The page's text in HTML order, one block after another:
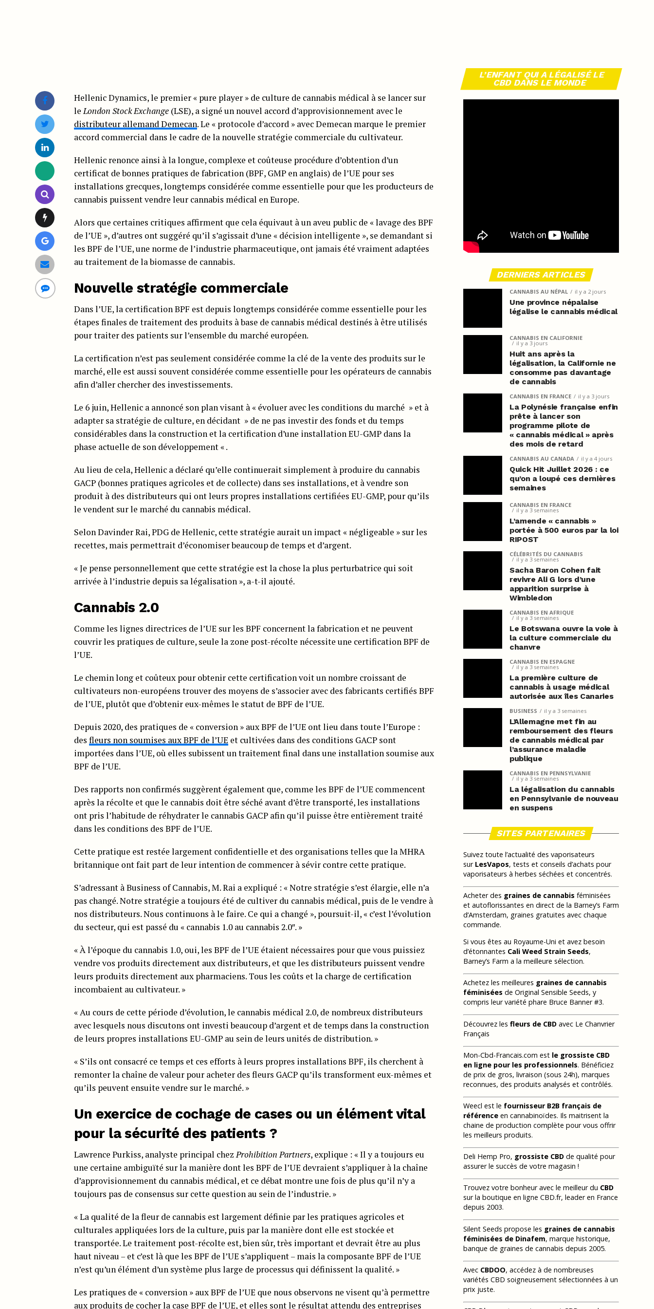
Hellenic Dynamics, le premier « pure player » de culture de cannabis médical à se lancer sur
le London Stock Exchange (LSE), a signé un nouvel accord d’approvisionnement avec le
distributeur allemand Demecan. Le « protocole d’accord » avec Demecan marque le premier
accord commercial dans le cadre de la nouvelle stratégie commerciale du cultivateur.
Hellenic renonce ainsi à la longue, complexe et coûteuse procédure d’obtention d’un
certificat de bonnes pratiques de fabrication (BPF, GMP en anglais) de l’UE pour ses
installations grecques, longtemps considérée comme essentielle pour que les producteurs de
cannabis puissent vendre leur cannabis médical en Europe.
Alors que certaines critiques affirment que cela équivaut à un aveu public de « lavage des BPF
de l’UE », d’autres ont suggéré qu’il s’agissait d’une « décision intelligente », se demandant si
les BPF de l’UE, une norme de l’industrie pharmaceutique, ont jamais été vraiment adaptées
au traitement de la biomasse de cannabis.
Nouvelle stratégie commerciale
Dans l’UE, la certification BPF est depuis longtemps considérée comme essentielle pour les
étapes finales de traitement des produits à base de cannabis médical destinés à être utilisés
pour traiter des patients sur l’ensemble du marché européen.
La certification n’est pas seulement considérée comme la clé de la vente des produits sur le
marché, elle est aussi souvent considérée comme essentielle pour les opérateurs de cannabis
afin d’aller chercher des investissements.
Le 6 juin, Hellenic a annoncé son plan visant à « évoluer avec les conditions du marché » et à
adapter sa stratégie de culture, en décidant » de ne pas investir des fonds et du temps
considérables dans la construction et la certification d’une installation EU-GMP dans la
phase actuelle de son développement « .
Au lieu de cela, Hellenic a déclaré qu’elle continuerait simplement à produire du cannabis
GACP (bonnes pratiques agricoles et de collecte) dans ses installations, et à vendre son
produit à des distributeurs qui ont leurs propres installations certifiées EU-GMP, pour qu’ils
le vendent sur le marché du cannabis médical.
Selon Davinder Rai, PDG de Hellenic, cette stratégie aurait un impact « négligeable » sur les
recettes, mais permettrait d’économiser beaucoup de temps et d’argent.
« Je pense personnellement que cette stratégie est la chose la plus perturbatrice qui soit
arrivée à l’industrie depuis sa légalisation », a-t-il ajouté.
Cannabis 2.0
Comme les lignes directrices de l’UE sur les BPF concernent la fabrication et ne peuvent
couvrir les pratiques de culture, seule la zone post-récolte nécessite une certification BPF de
l’UE.
Le chemin long et coûteux pour obtenir cette certification voit un nombre croissant de
cultivateurs non-européens trouver des moyens de s’associer avec des fabricants certifiés BPF
de l’UE, plutôt que d’obtenir eux-mêmes le statut de BPF de l’UE.
Depuis 2020, des pratiques de « conversion » aux BPF de l’UE ont lieu dans toute l’Europe :
des fleurs non soumises aux BPF de l’UE et cultivées dans des conditions GACP sont
importées dans l’UE, où elles subissent un traitement final dans une installation soumise aux
BPF de l’UE.
Des rapports non confirmés suggèrent également que, comme les BPF de l’UE commencent
après la récolte et que le cannabis doit être séché avant d’être transporté, les installations
ont pris l’habitude de réhydrater le cannabis GACP afin qu’il puisse être entièrement traité
dans les conditions des BPF de l’UE.
Cette pratique est restée largement confidentielle et des organisations telles que la MHRA
britannique ont fait part de leur intention de commencer à sévir contre cette pratique.
S’adressant à Business of Cannabis, M. Rai a expliqué : « Notre stratégie s’est élargie, elle n’a
pas changé. Notre stratégie a toujours été de cultiver du cannabis médical, puis de le vendre à
nos distributeurs. Nous continuons à le faire. Ce qui a changé », poursuit-il, « c’est l’évolution
du secteur, qui est passé du « cannabis 1.0 au cannabis 2.0″. »
« À l’époque du cannabis 1.0, oui, les BPF de l’UE étaient nécessaires pour que vous puissiez
vendre vos produits directement aux distributeurs, et que les distributeurs puissent vendre
leurs produits directement aux pharmaciens. Tous les coûts et la charge de certification
incombaient au cultivateur. »
« Au cours de cette période d’évolution, le cannabis médical 2.0, de nombreux distributeurs
avec lesquels nous discutons ont investi beaucoup d’argent et de temps dans la construction
de leurs propres installations EU-GMP au sein de leurs unités de distribution. »
« S’ils ont consacré ce temps et ces efforts à leurs propres installations BPF, ils cherchent à
remonter la chaîne de valeur pour acheter des fleurs GACP qu’ils transforment eux-mêmes et
qu’ils peuvent ensuite vendre sur le marché. »
Un exercice de cochage de cases ou un élément vital
pour la sécurité des patients ?
Lawrence Purkiss, analyste principal chez Prohibition Partners, explique : « Il y a toujours eu
une certaine ambiguïté sur la manière dont les BPF de l’UE devraient s’appliquer à la chaîne
d’approvisionnement du cannabis médical, et ce débat montre une fois de plus qu’il n’y a
toujours pas de consensus sur cette question au sein de l’industrie. »
« La qualité de la fleur de cannabis est largement définie par les pratiques agricoles et
culturales appliquées lors de la culture, puis par la manière dont elle est stockée et
transportée. Le traitement post-récolte est, bien sûr, très important et devrait être au plus
haut niveau – et c’est là que les BPF de l’UE s’appliquent – mais la composante BPF de l’UE
n’est qu’un élément d’un système plus large de processus qui définissent la qualité. »
Les pratiques de « conversion » aux BPF de l’UE que nous observons ne visent qu’à permettre
aux produits de cocher la case BPF de l’UE, et elles sont le résultat attendu des entreprises
L’ENFANT QUI A LÉGALISÉ LE
CBD DANS LE MONDE
DERNIERS ARTICLES
CANNABIS AU NÉPAL il y a 2 jours
Une province népalaise
légalise le cannabis médical
CANNABIS EN CALIFORNIE
il y a 3 jours
Huit ans après la
légalisation, la Californie ne
consomme pas davantage
de cannabis
CANNABIS EN FRANCE il y a 3 jours
La Polynésie française enfin
prête à lancer son
programme pilote de
« cannabis médical » après
des mois de retard
CANNABIS AU CANADA il y a 4 jours
Quick Hit Juillet 2026 : ce
qu’on a loupé ces dernières
semaines
CANNABIS EN FRANCE
il y a 3 semaines
L’amende « cannabis »
portée à 500 euros par la loi
RIPOST
CÉLÉBRITÉS DU CANNABIS
il y a 3 semaines
Sacha Baron Cohen fait
revivre Ali G lors d’une
apparition surprise à
Wimbledon
CANNABIS EN AFRIQUE
il y a 3 semaines
Le Botswana ouvre la voie à
la culture commerciale du
chanvre
CANNABIS EN ESPAGNE
il y a 3 semaines
La première culture de
cannabis à usage médical
autorisée aux îles Canaries
BUSINESS il y a 3 semaines
L’Allemagne met fin au
remboursement des fleurs
de cannabis médical par
l’assurance maladie
publique
CANNABIS EN PENNSYLVANIE
il y a 3 semaines
La légalisation du cannabis
en Pennsylvanie de nouveau
en suspens
SITES PARTENAIRES
Suivez toute l’actualité des vaporisateurs
sur LesVapos, tests et conseils d’achats pour
vaporisateurs à herbes séchées et concentrés.
Acheter des graines de cannabis féminisées
et autoflorissantes en direct de la Barney’s Farm
d’Amsterdam, graines gratuites avec chaque
commande.
Si vous êtes au Royaume-Uni et avez besoin
d’étonnantes Cali Weed Strain Seeds,
Barney’s Farm a la meilleure sélection.
Achetez les meilleures graines de cannabis
féminisées de Original Sensible Seeds, y
compris leur variété phare Bruce Banner #3.
Découvrez les fleurs de CBD avec Le Chanvrier
Français
Mon-Cbd-Francais.com est le grossiste CBD
en ligne pour les professionnels. Bénéficiez
de prix de gros, livraison (sous 24h), marques
reconnues, des produits analysés et contrôlés.
Weecl est le fournisseur B2B français de
référence en cannabinoïdes. Ils maitrisent la
chaine de production complète pour vous offrir
les meilleurs produits.
Deli Hemp Pro, grossiste CBD de qualité pour
assurer le succès de votre magasin !
Trouvez votre bonheur avec le meilleur du CBD
sur la boutique en ligne CBD.fr, leader en France
depuis 2003.
Silent Seeds propose les graines de cannabis
féminisées de Dinafem, marque historique,
banque de graines de cannabis depuis 2005.
Avec CBDOO, accédez à de nombreuses
variétés CBD soigneusement sélectionnées à un
prix juste.